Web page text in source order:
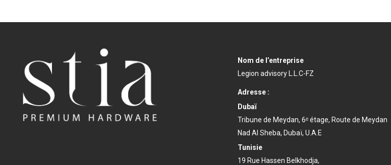
Nom de l’entreprise
Legion advisory L.L.C-FZ
Adresse :
Dubaï
Tribune de Meydan, 6ᵉ étage, Route de Meydan
Nad Al Sheba, Dubaï, U.A.E
Tunisie
19 Rue Hassen Belkhodja,